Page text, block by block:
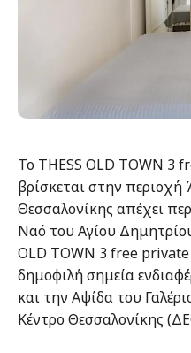
Το THESS OLD TOWN 3
βρίσκεται στην
Θεσσαλονίκης απέχει
Ναό του Αγίου
OLD TOWN 3 free
δημοφιλή σημεία
και την Αψίδα του
Κέντρο Θεσσαλονίκης